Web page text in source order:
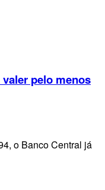
pelo menos
o Banco Central já